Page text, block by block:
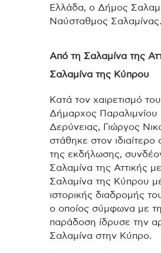
Ελλάδα, ο Δήμος
Ναύσταθμος Σαλαμίνας.
Από τη Σαλαμίνα της
Σαλαμίνα της Κύπρου
Κατά τον χαιρετισμό
Δήμαρχος Παραλιμνίου
Δερύνειας, Γιώργος
στάθηκε στον
της εκδήλωσης,
Σαλαμίνα της Αττικής
Σαλαμίνα της Κύπρου
ιστορικής διαδρομής
ο οποίος σύμφωνα με
παράδοση ίδρυσε την
Σαλαμίνα στην Κύπρο.